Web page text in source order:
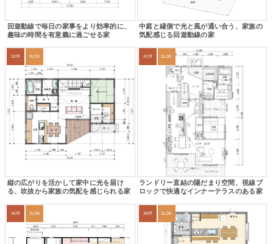
回遊動線で毎日の家事をより効率的に、
趣味の時間を有意義に過ごせる家
中庭と縁側で光と風が通い合う、家族の
気配感じる回遊動線の家
32坪 3LDK
縦の広がりを活かして家中に光を届け
る、吹抜から家族の気配を感じられる家
41坪 3LDK
ランドリー直結の陽だまり空間、視線ブ
ロックで快適なインナーテラスのある家
36坪 3LDK 38坪 3LDK